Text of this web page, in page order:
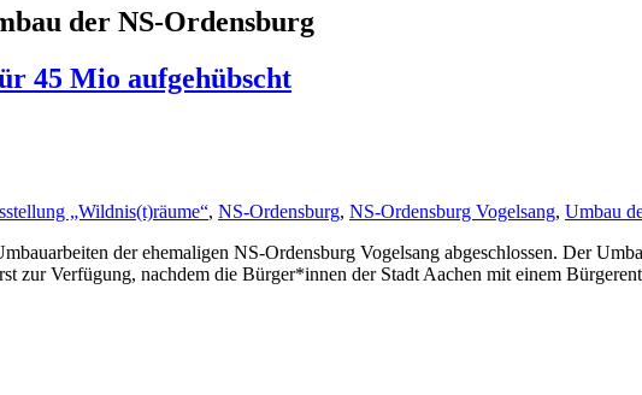
der NS-Ordensburg
45 Mio aufgehübscht
„Wildnis(t)räume“, NS-Ordensburg, NS-Ordensburg Vogelsang, Umbau
der ehemaligen NS-Ordensburg Vogelsang abgeschlossen. Der
zur Verfügung, nachdem die Bürger*innen der Stadt Aachen mit einem